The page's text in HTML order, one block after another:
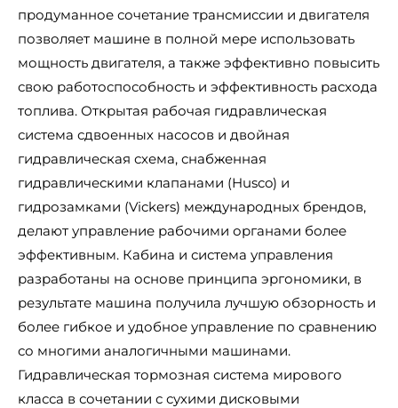
продуманное сочетание трансмиссии и двигателя
позволяет машине в полной мере использовать
мощность двигателя, а также эффективно повысить
свою работоспособность и эффективность расхода
топлива. Открытая рабочая гидравлическая
система сдвоенных насосов и двойная
гидравлическая схема, снабженная
гидравлическими клапанами (Husco) и
гидрозамками (Vickers) международных брендов,
делают управление рабочими органами более
эффективным. Кабина и система управления
разработаны на основе принципа эргономики, в
результате машина получила лучшую обзорность и
более гибкое и удобное управление по сравнению
со многими аналогичными машинами.
Гидравлическая тормозная система мирового
класса в сочетании с сухими дисковыми